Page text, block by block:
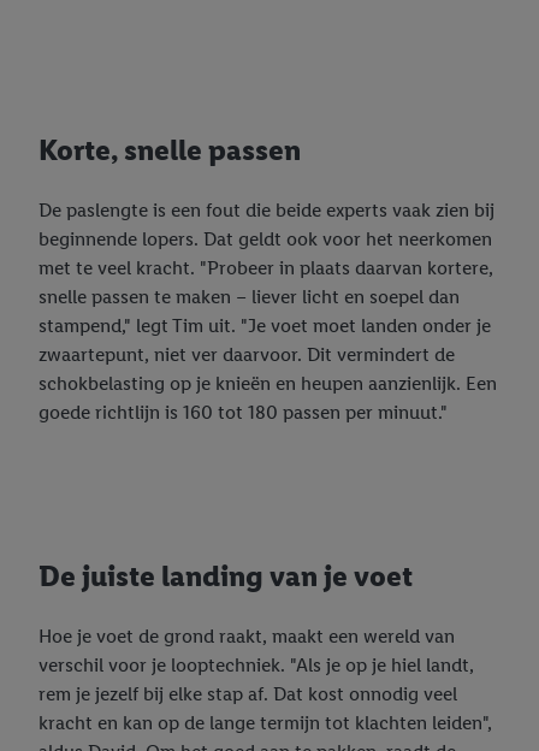
Korte, snelle passen
De paslengte is een fout die beide experts vaak zien bij
beginnende lopers. Dat geldt ook voor het neerkomen
met te veel kracht. "Probeer in plaats daarvan kortere,
snelle passen te maken – liever licht en soepel dan
stampend," legt Tim uit. "Je voet moet landen onder je
zwaartepunt, niet ver daarvoor. Dit vermindert de
schokbelasting op je knieën en heupen aanzienlijk. Een
goede richtlijn is 160 tot 180 passen per minuut."
De juiste landing van je voet
Hoe je voet de grond raakt, maakt een wereld van
verschil voor je looptechniek. "Als je op je hiel landt,
rem je jezelf bij elke stap af. Dat kost onnodig veel
kracht en kan op de lange termijn tot klachten leiden",